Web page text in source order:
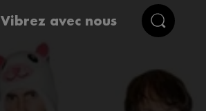
Vibrez avec nous